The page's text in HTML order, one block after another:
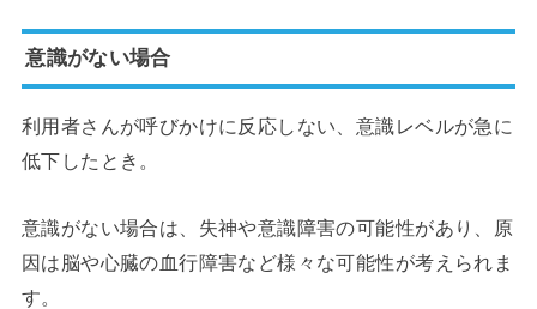
意識がない場合
利用者さんが呼びかけに反応しない、意識レベルが急に
低下したとき。
意識がない場合は、失神や意識障害の可能性があり、原
因は脳や心臓の血行障害など様々な可能性が考えられま
す。